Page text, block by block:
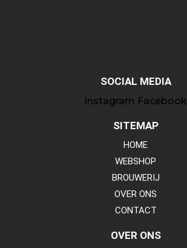
SOCIAL MEDIA
Instagram Facebook
SITEMAP
HOME
WEBSHOP
BROUWERIJ
OVER ONS
CONTACT
OVER ONS